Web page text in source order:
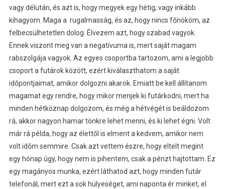
vagy délután, és azt is, hogy megyek egy hétig, vagy inkább
kihagyom. Maga a rugalmasság, és az, hogy nincs főnököm, az
felbecsülhetetlen dolog. Élvezem azt, hogy szabad vagyok.
Ennek viszont meg van a negatívuma is, mert saját magam
rabszolgája vagyok. Az egyes csoportba tartozom, ami a legjobb
csoport a futárok között, ezért kiválaszthatom a saját
időpontjaimat, amikor dolgozni akarok. Emiatt be kell állítanom
magamat egy rendre, hogy mikor menjek ki futárkodni, mert ha
minden hétköznap dolgozom, és még a hétvégét is beáldozom
rá, akkor nagyon hamar tönkre lehet menni, és ki lehet égni. Volt
már rá példa, hogy az élettől is elment a kedvem, amikor nem
volt időm semmire. Csak azt vettem észre, hogy eltelt megint
egy hónap úgy, hogy nem is pihentem, csak a pénzt hajtottam. Ez
egy magányos munka, ezért láthatod azt, hogy minden futár
telefonál, mert ezt a sok hülyeséget, ami naponta ér minket, el